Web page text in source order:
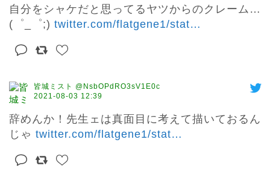
自分をシャケだと思ってるヤツからのクレーム…
(゜_゜;) twitter.com/flatgene1/stat…
皆城ミスト @NsbOPdRO3sV1E0c
2021-08-03 12:39
辞めんか！先生ェは真面目に考えて描いておるん
じゃ twitter.com/flatgene1/stat…